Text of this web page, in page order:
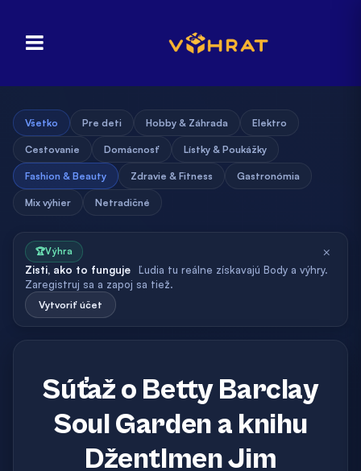
Všetko Pre deti Hobby & Záhrada Elektro
Cestovanie Domácnosť Lístky & Poukážky
Fashion & Beauty Zdravie & Fitness Gastronómia
Mix výhier Netradičné
🏆Výhra
Zisti, ako to funguje
Ľudia tu reálne získavajú Body a výhry.
Zaregistruj sa a zapoj sa tiež.
Vytvoriť účet
×
Súťaž o Betty Barclay
Soul Garden a knihu
Džentlmen Jim